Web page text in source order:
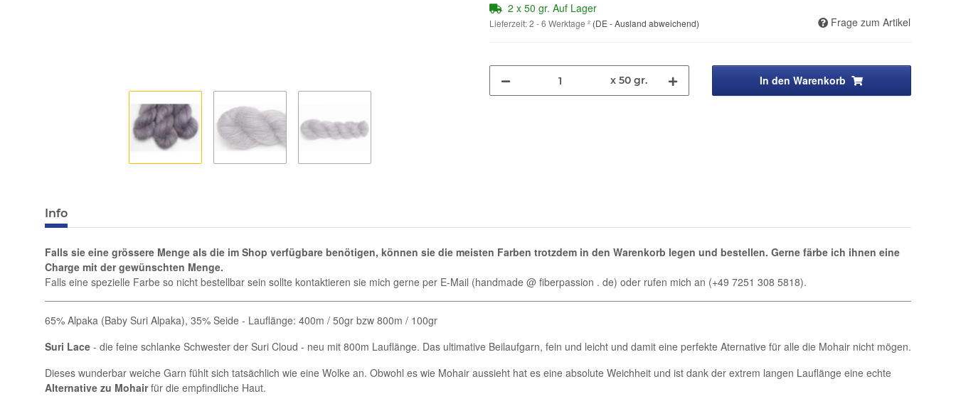
2 x 50 gr. Auf Lager
Lieferzeit:2 - 6 Werktage ² (DE - Ausland abweichend) Frage zum Artikel
x 50 gr. In den Warenkorb
Info
Falls sie eine grössere Menge als die im Shop verfügbare benötigen, können sie die meisten Farben trotzdem in den Warenkorb legen und bestellen. Gerne färbe ich ihnen eine
Charge mit der gewünschten Menge.
Falls eine spezielle Farbe so nicht bestellbar sein sollte kontaktieren sie mich gerne per E-Mail (handmade @ fiberpassion . de) oder rufen mich an (+49 7251 308 5818).
65% Alpaka (Baby Suri Alpaka), 35% Seide - Lauflänge: 400m / 50gr bzw 800m / 100gr
Suri Lace - die feine schlanke Schwester der Suri Cloud - neu mit 800m Lauflänge. Das ultimative Beilaufgarn, fein und leicht und damit eine perfekte Aternative für alle die Mohair nicht mögen.
Dieses wunderbar weiche Garn fühlt sich tatsächlich wie eine Wolke an. Obwohl es wie Mohair aussieht hat es eine absolute Weichheit und ist dank der extrem langen Lauflänge eine echte
Alternative zu Mohairfür die empfindliche Haut.